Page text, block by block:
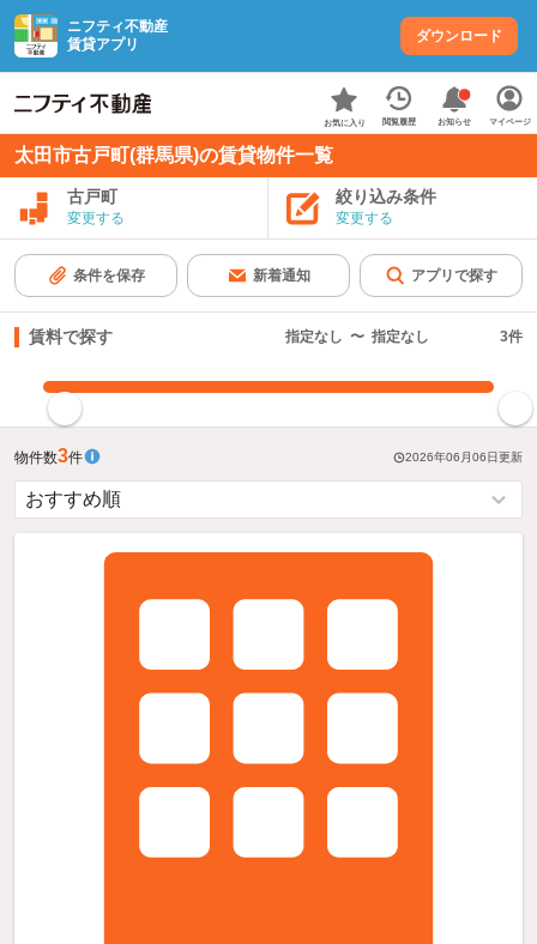
ニフティ不動産
賃貸アプリ
ダウンロード
お気に入り 閲覧履歴 お知らせ マイページ
太田市古戸町(群馬県)の賃貸物件一覧
古戸町
変更する
絞り込み条件
変更する
条件を保存 新着通知 アプリで探す
賃料で探す 指定なし 〜 指定なし 3件
物件数3件 2026年06月06日更新